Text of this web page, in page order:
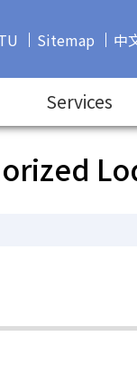
Sitemap 中
Services